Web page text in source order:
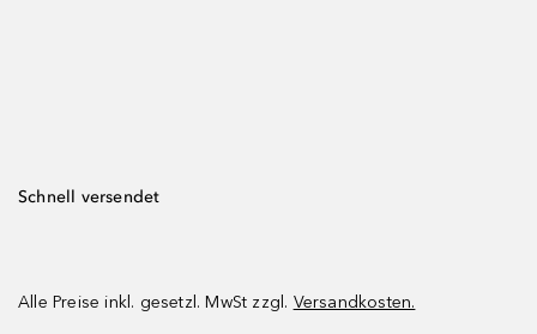
Schnell versendet
Alle Preise inkl. gesetzl. MwSt zzgl. Versandkosten.